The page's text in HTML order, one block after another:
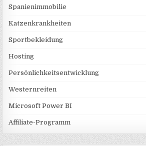
Spanienimmobilie
Katzenkrankheiten
Sportbekleidung
Hosting
Persönlichkeitsentwicklung
Westernreiten
Microsoft Power BI
Affiliate-Programm